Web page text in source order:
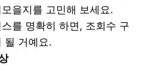
을지를 고민해 보세요.
를 명확히 하면, 조회수 구
될 거예요.